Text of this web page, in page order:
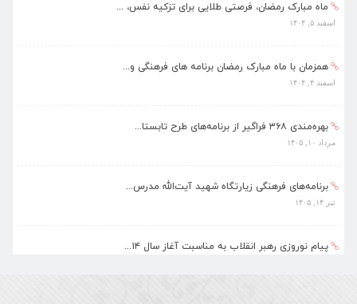
ماه مبارک رمضان، فرصتی طلایی برای تزکیه نفس، ...
اسفند ۵, ۱۴۰۴
همزمان با ماه مبارک رمضان برنامه های فرهنگی و...
اسفند ۴, ۱۴۰۴
بهره‌مندی ۳۶۸ فراگیر از برنامه‌های طرح تابستا...
مرداد ۱۰, ۱۴۰۵
برنامه‌های فرهنگی زیارتگاه شهید آیت‌الله مدرس...
تیر ۱۴, ۱۴۰۵
پیام نوروزی رهبر انقلاب به مناسبت آغاز سال ۱۴...